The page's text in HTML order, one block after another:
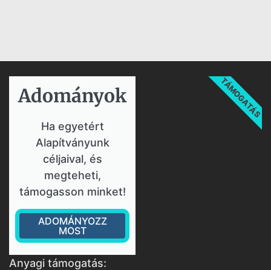
Adományok​
Ha egyetért
Alapítványunk
céljaival, és
megteheti,
támogasson minket!
ADOMÁNYOZZ
MOST
TÁMOGATÁS
Anyagi támogatás: